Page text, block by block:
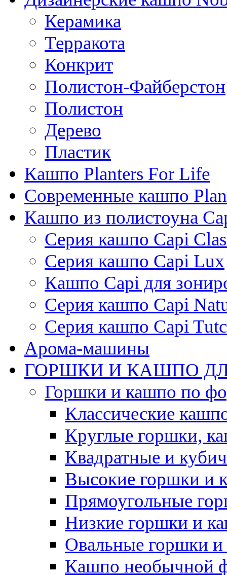
Керамика
Терракота
Конкрит
Полистон-Файберстон
Полистон
Дерево
Пластик
Кашпо Planters For Life
Современные кашпо
Кашпо из полистоуна
Серия кашпо Capi
Серия кашпо Capi Lux
Кашпо Capi для
Серия кашпо Capi
Серия кашпо Capi
Арома-машины
ГОРШКИ И КАШПО
Горшки и кашпо по
Классические
Круглые горшки,
Квадратные и
Высокие горшки и
Прямоугольные
Низкие горшки и
Овальные горшки
Кашпо необычной